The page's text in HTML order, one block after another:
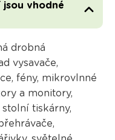
vhodné
drobná
vysavače,
fény, mikrovlnné
a monitory,
tiskárny,